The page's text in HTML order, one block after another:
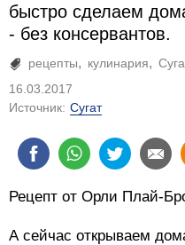
быстро сделаем
- без консервантов.
рецепты кулинария
16.03.2017
Источник: Сугат
Рецепт от Орли Плай-
А сейчас открываем